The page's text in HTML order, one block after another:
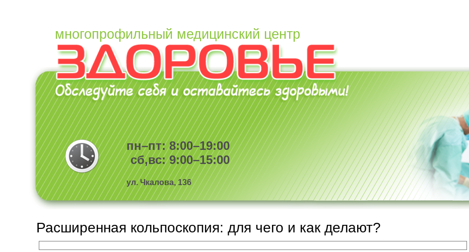
многопрофильный медицинский центр
пн–пт: 8:00–19:00
сб,вс: 9:00–15:00
ул. Чкалова, 136
Расширенная кольпоскопия: для чего и как делают?